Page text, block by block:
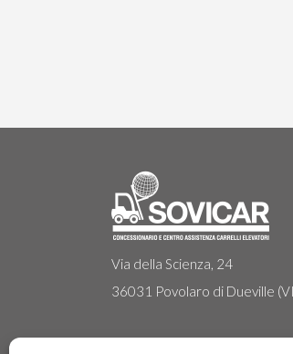
Via della Scienza, 24
36031 Povolaro di Dueville